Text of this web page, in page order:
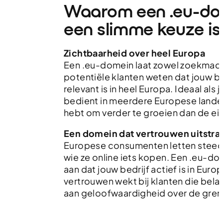
Waarom een .eu-
een slimme keuze is
Zichtbaarheid over heel Europa
Een .eu-domein laat zowel
potentiële klanten weten dat jouw
relevant is in heel Europa. Ideaal als
bedient in meerdere Europese
hebt om verder te groeien dan de
Een domein dat vertrouwen
Europese consumenten letten
wie ze online iets kopen. Een .eu-
aan dat jouw bedrijf actief is in
vertrouwen wekt bij klanten die
aan geloofwaardigheid over de